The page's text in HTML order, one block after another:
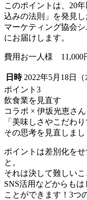
このポイントは、20
込みの法則」を発見し
マーケティング協会
にお届けします。
費用お一人様 11,000
日時 2022年5月18日
ポイント3
飲食業を見直す
コラボ × 伊坂光恵さん
「美味しさやこだわ
その思考を見直しまし
ポイントは差別化を
と。
それは決して難しいこ
SNS活用などからもは
ことができます！3つ